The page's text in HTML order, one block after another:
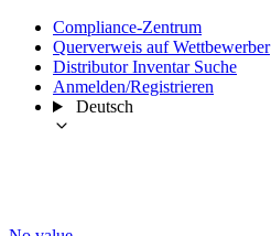
Compliance-Zentrum
Querverweis auf Wettbewerber
Distributor Inventar Suche
Anmelden/Registrieren
Deutsch